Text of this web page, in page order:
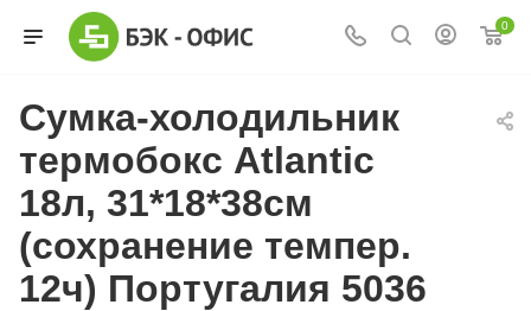
0
Сумка-холодильник
термобокс Atlantic
18л, 31*18*38см
(сохранение темпер.
12ч) Португалия 5036